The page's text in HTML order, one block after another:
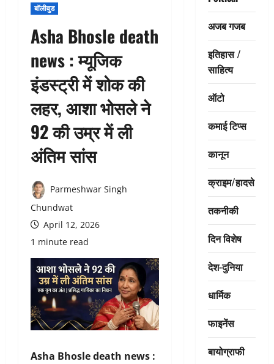
बॉलीवुड
Asha Bhosle death
news : म्यूजिक
इंडस्ट्री में शोक की
लहर, आशा भोसले ने
92 की उम्र में ली
अंतिम सांस
Parmeshwar Singh
Chundwat
April 12, 2026
1 minute read
Asha Bhosle death news :
अजब गजब
इतिहास /
साहित्य
ऑटो
कमाई टिप्स
कानून
क्राइम/हादसे
तकनीकी
दिन विशेष
देश-दुनिया
धार्मिक
फाइनेंस
बायोग्राफी